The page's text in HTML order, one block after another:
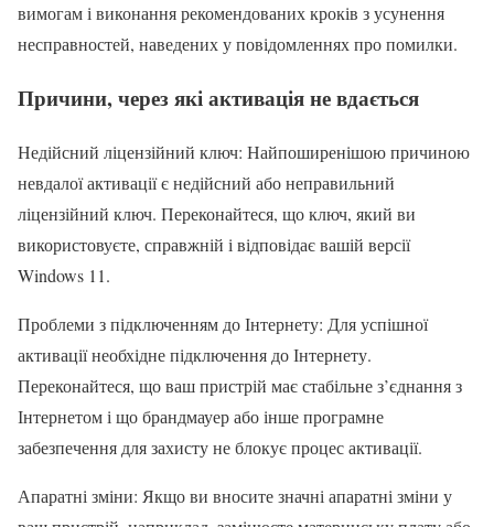
вимогам і виконання рекомендованих кроків з усунення
несправностей, наведених у повідомленнях про помилки.
Причини, через які активація не вдається
Недійсний ліцензійний ключ: Найпоширенішою причиною
невдалої активації є недійсний або неправильний
ліцензійний ключ. Переконайтеся, що ключ, який ви
використовуєте, справжній і відповідає вашій версії
Windows 11.
Проблеми з підключенням до Інтернету: Для успішної
активації необхідне підключення до Інтернету.
Переконайтеся, що ваш пристрій має стабільне з’єднання з
Інтернетом і що брандмауер або інше програмне
забезпечення для захисту не блокує процес активації.
Апаратні зміни: Якщо ви вносите значні апаратні зміни у